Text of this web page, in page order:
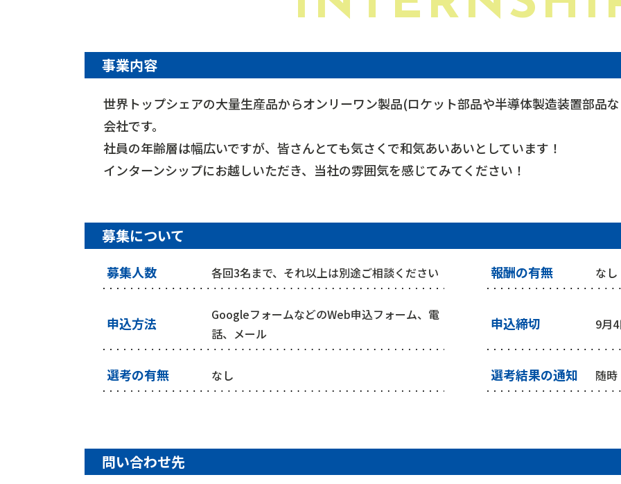
事業内容
世界トップシェアの大量生産品からオンリーワン製品(ロケット部品や半導体製造装置部品
会社です。
社員の年齢層は幅広いですが、皆さんとても気さくで和気あいあいとしています！
インターンシップにお越しいただき、当社の雰囲気を感じてみてください！
募集について
募集人数 各回3名まで、それ以上は別途ご相談ください
申込方法
GoogleフォームなどのWeb申込フォーム、電
話、メール
選考の有無 なし
報酬の有無 なし
申込締切 9月
選考結果の通知 随時
問い合わせ先